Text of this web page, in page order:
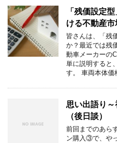
「残価設定
ける不動産
皆さんは、「残
か？最近では残
動車メーカーの
単に説明すると
す。 車両本体
思い出語り
（後日談）
前回までのあら
ン購入③で、や